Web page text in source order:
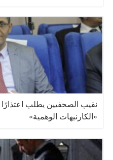
نقيب الصحفيين يطلب
«الكارنيهات الوهمية»